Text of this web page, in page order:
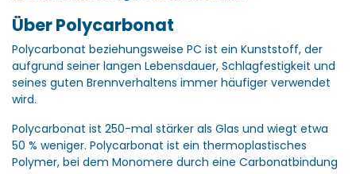
Über Polycarbonat
Polycarbonat beziehungsweise PC ist ein Kunststoff, der
aufgrund seiner langen Lebensdauer, Schlagfestigkeit und
seines guten Brennverhaltens immer häufiger verwendet
wird.
Polycarbonat ist 250-mal stärker als Glas und wiegt etwa
50 % weniger. Polycarbonat ist ein thermoplastisches
Polymer, bei dem Monomere durch eine Carbonatbindung